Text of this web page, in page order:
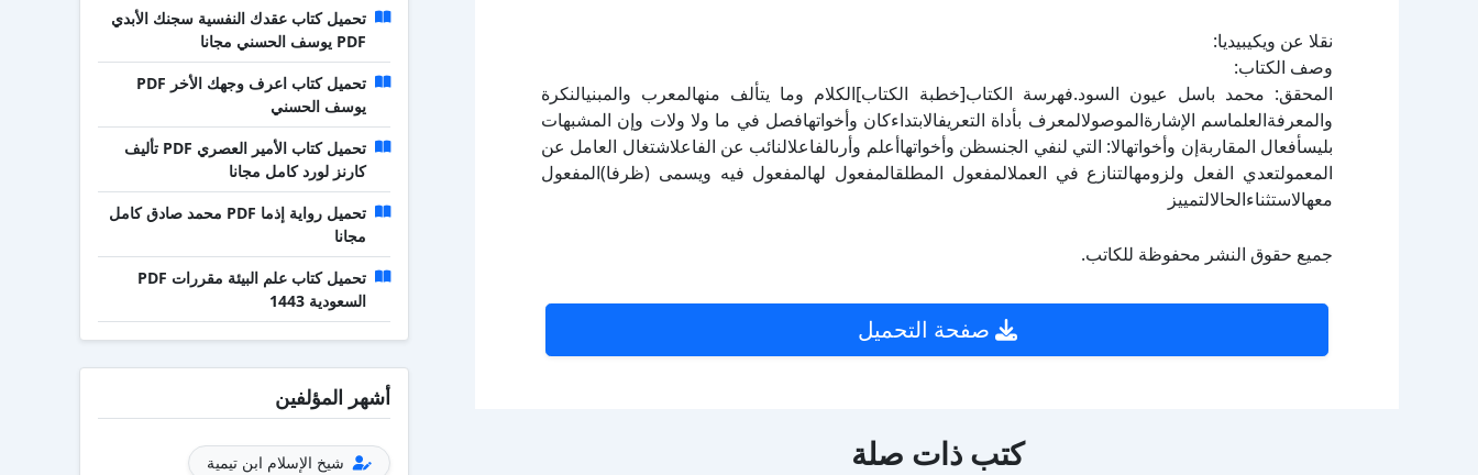
نقلا عن ويكيبيديا:
وصف الكتاب:
المحقق: محمد باسل عيون السود.فهرسة الكتاب[خطبة الكتاب]الكلام وما يتألف منهالمعرب والمبنيالنكرة
والمعرفةالعلماسم الإشارةالموصولالمعرف بأداة التعريفالابتداءكان وأخواتهافصل في ما ولا ولات وإن المشبهات
بليسأفعال المقاربةإن وأخواتهالا: التي لنفي الجنسظن وأخواتهاأعلم وأرىالفاعلالنائب عن الفاعلاشتغال العامل عن
المعمولتعدي الفعل ولزومهالتنازع في العملالمفعول المطلقالمفعول لهالمفعول فيه ويسمى (ظرفا)المفعول
معهالاستثناءالحالالتمييز
جميع حقوق النشر محفوظة للكاتب.
صفحة التحميل
كتب ذات صلة
تحميل كتاب عقدك النفسية سجنك الأبدي
PDF يوسف الحسني مجانا
تحميل كتاب اعرف وجهك الأخر PDF
يوسف الحسني
تحميل كتاب الأمير العصري PDF تأليف
كارنز لورد كامل مجانا
تحميل رواية إذما PDF محمد صادق كامل
مجانا
تحميل كتاب علم البيئة مقررات PDF
السعودية 1443
أشهر المؤلفين
شيخ الإسلام ابن تيمية